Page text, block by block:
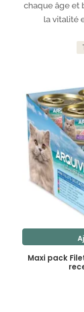
chaque âge et
la vitalité
Maxi pack